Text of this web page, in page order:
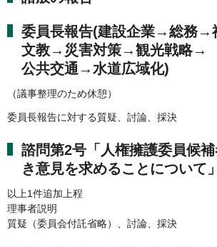
委員長報告(建設企業→総務→
文教→災害対策→観光戦略→
公共交通→水道広域化)
（議事整理のため休憩）
委員長報告に対する質疑、討論、採決
諮問第2号「人権擁護委員候
き意見を求めることについて」
以上1件追加上程
理事者説明
質疑（委員会付託省略）、討論、採決